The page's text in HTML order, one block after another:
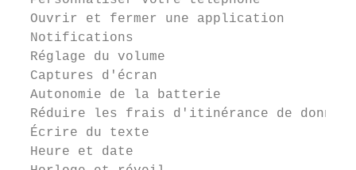
Ouvrir et fermer une application
Notifications
Réglage du volume
Captures d'écran
Autonomie de la batterie
Réduire les frais d'itinérance de
Écrire du texte
Heure et date